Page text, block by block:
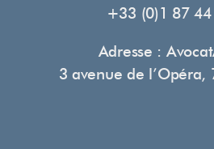
+33 (0)1 87
Adresse :
3 avenue de l’Opéra,